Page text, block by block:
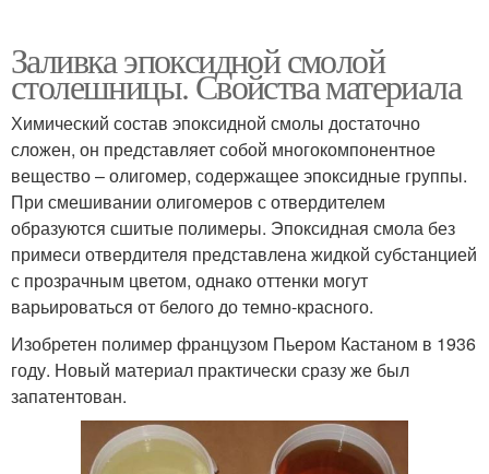
Заливка эпоксидной смолой
столешницы. Свойства материала
Химический состав эпоксидной смолы достаточно
сложен, он представляет собой многокомпонентное
вещество – олигомер, содержащее эпоксидные группы.
При смешивании олигомеров с отвердителем
образуются сшитые полимеры. Эпоксидная смола без
примеси отвердителя представлена жидкой субстанцией
с прозрачным цветом, однако оттенки могут
варьироваться от белого до темно-красного.
Изобретен полимер французом Пьером Кастаном в 1936
году. Новый материал практически сразу же был
запатентован.